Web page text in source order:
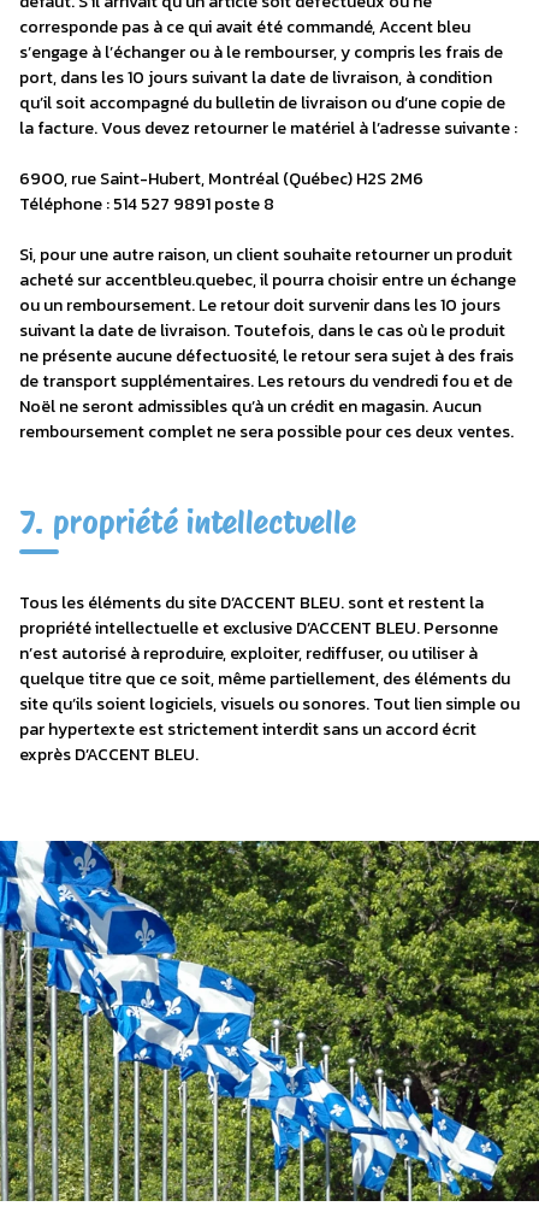
corresponde pas à ce qui avait été commandé, Accent bleu
s’engage à l’échanger ou à le rembourser, y compris les frais de
port, dans les 10 jours suivant la date de livraison, à condition
qu’il soit accompagné du bulletin de livraison ou d’une copie de
la facture. Vous devez retourner le matériel à l’adresse suivante :
6900, rue Saint-Hubert, Montréal (Québec) H2S 2M6
Téléphone : 514 527 9891 poste 8
Si, pour une autre raison, un client souhaite retourner un produit
acheté sur accentbleu.quebec, il pourra choisir entre un échange
ou un remboursement. Le retour doit survenir dans les 10 jours
suivant la date de livraison. Toutefois, dans le cas où le produit
ne présente aucune défectuosité, le retour sera sujet à des frais
de transport supplémentaires. Les retours du vendredi fou et de
Noël ne seront admissibles qu’à un crédit en magasin. Aucun
remboursement complet ne sera possible pour ces deux ventes.
7. propriété intellectuelle
Tous les éléments du site D’ACCENT BLEU. sont et restent la
propriété intellectuelle et exclusive D’ACCENT BLEU. Personne
n’est autorisé à reproduire, exploiter, rediffuser, ou utiliser à
quelque titre que ce soit, même partiellement, des éléments du
site qu’ils soient logiciels, visuels ou sonores. Tout lien simple ou
par hypertexte est strictement interdit sans un accord écrit
exprès D’ACCENT BLEU.